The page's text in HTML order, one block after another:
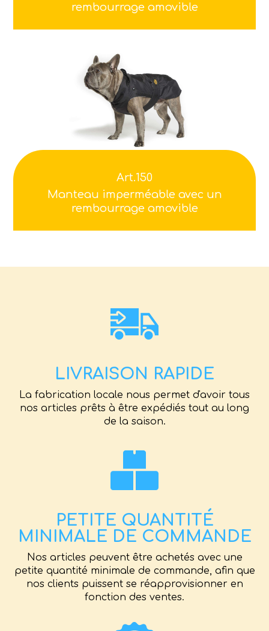
rembourrage amovible
Art.150
Manteau imperméable avec un
rembourrage amovible
LIVRAISON RAPIDE
La fabrication locale nous permet d'avoir tous
nos articles prêts à être expédiés tout au long
de la saison.
PETITE QUANTITÉ
MINIMALE DE COMMANDE
Nos articles peuvent être achetés avec une
petite quantité minimale de commande, afin que
nos clients puissent se réapprovisionner en
fonction des ventes.